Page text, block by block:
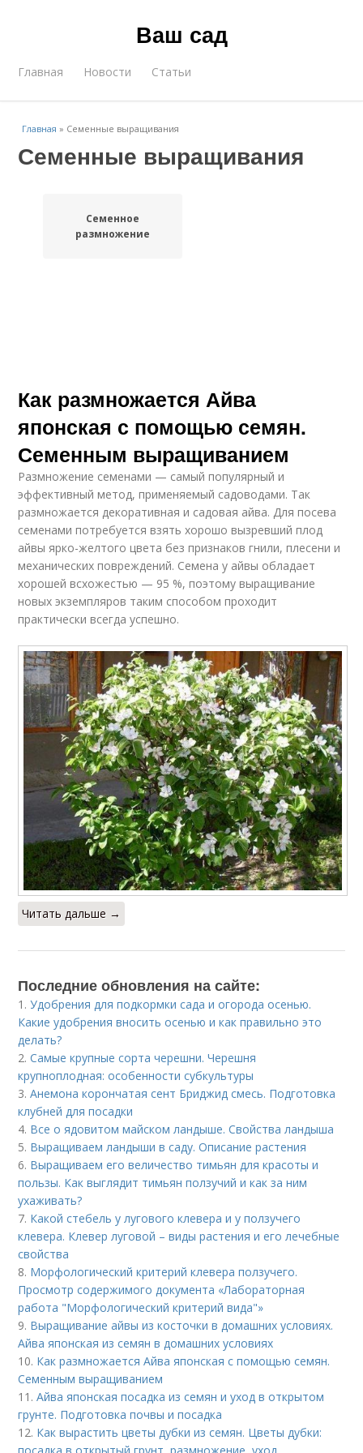
Ваш сад
Главная Новости Статьи
Главная » Семенные выращивания
Семенные выращивания
Семенное
размножение
Как размножается Айва
японская с помощью семян.
Семенным выращиванием
Размножение семенами — самый популярный и
эффективный метод, применяемый садоводами. Так
размножается декоративная и садовая айва. Для посева
семенами потребуется взять хорошо вызревший плод
айвы ярко-желтого цвета без признаков гнили, плесени и
механических повреждений. Семена у айвы обладает
хорошей всхожестью — 95 %, поэтому выращивание
новых экземпляров таким способом проходит
практически всегда успешно.
Читать дальше →
Последние обновления на сайте:
1.Удобрения для подкормки сада и огорода осенью.
Какие удобрения вносить осенью и как правильно это
делать?
2.Самые крупные сорта черешни. Черешня
крупноплодная: особенности субкультуры
3.Анемона корончатая сент Бриджид смесь. Подготовка
клубней для посадки
4. Все о ядовитом майском ландыше. Свойства ландыша
5. Выращиваем ландыши в саду. Описание растения
6. Выращиваем его величество тимьян для красоты и
пользы. Как выглядит тимьян ползучий и как за ним
ухаживать?
7. Какой стебель у лугового клевера и у ползучего
клевера. Клевер луговой – виды растения и его лечебные
свойства
8. Морфологический критерий клевера ползучего.
Просмотр содержимого документа «Лабораторная
работа "Морфологический критерий вида"»
9. Выращивание айвы из косточки в домашних условиях.
Айва японская из семян в домашних условиях
10. Как размножается Айва японская с помощью семян.
Семенным выращиванием
11.Айва японская посадка из семян и уход в открытом
грунте. Подготовка почвы и посадка
12. Как вырастить цветы дубки из семян. Цветы дубки:
посадка в открытый грунт, размножение, уход